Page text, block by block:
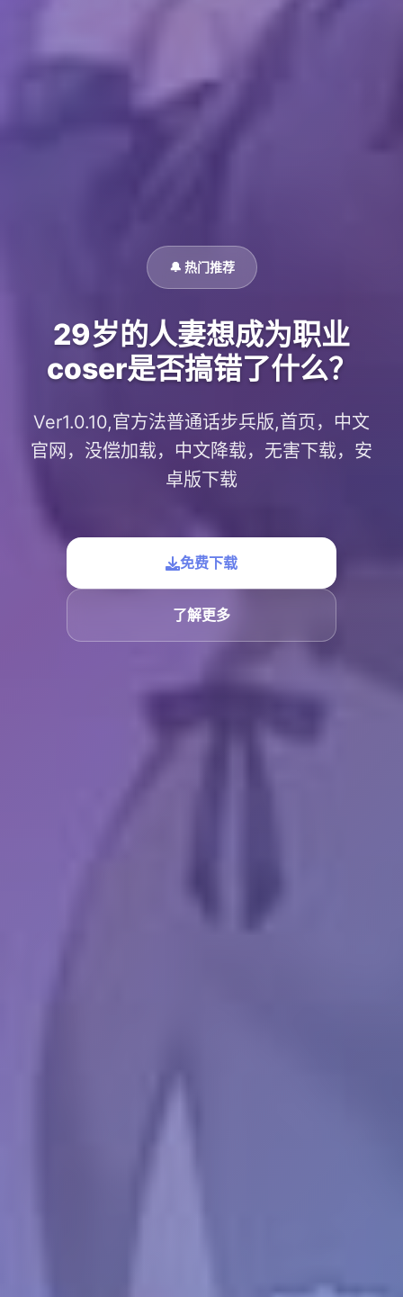
🔔 热门推荐
29岁的人妻想成为职业
coser是否搞错了什么？
Ver1.0.10,官方法普通话步兵版,首页，中文
官网，没偿加载，中文降载，无害下载，安
卓版下载
免费下载
了解更多